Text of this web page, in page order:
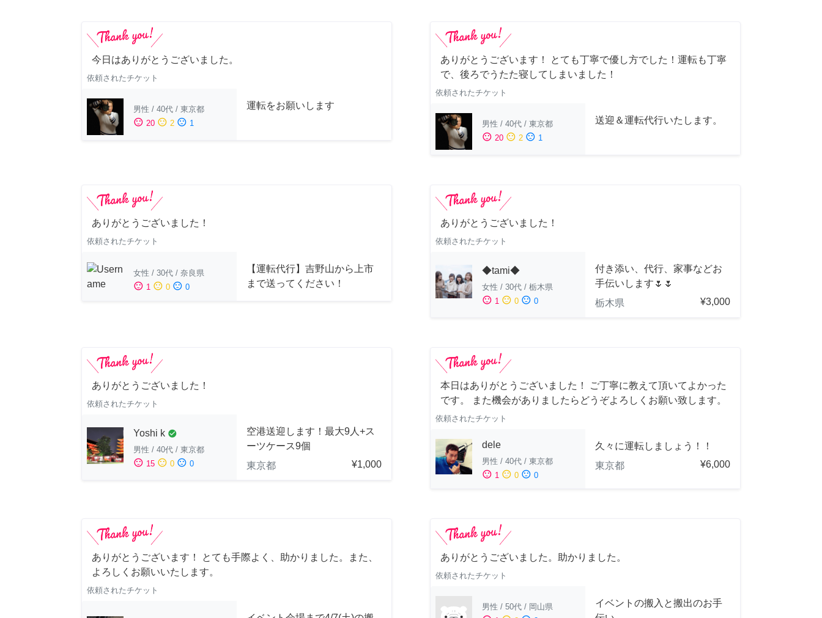
今日はありがとうございました。
依頼されたチケット
男性 / 40代 / 東京都
sentiment_satisfied 20 sentiment_neutral 2 sentiment_dissatisfied 1
運転をお願いします
ありがとうございます！ とても丁寧で優し方でした！運転も丁寧
で、後ろでうたた寝してしまいました！
依頼されたチケット
男性 / 40代 / 東京都
sentiment_satisfied 20 sentiment_neutral 2 sentiment_dissatisfied 1
送迎＆運転代行いたします。
ありがとうございました！
依頼されたチケット
女性 / 30代 / 奈良県
sentiment_satisfied 1 sentiment_neutral 0 sentiment_dissatisfied 0
【運転代行】吉野山から上市
まで送ってください！
ありがとうございました！
依頼されたチケット
◆tami◆
女性 / 30代 / 栃木県
sentiment_satisfied 1 sentiment_neutral 0 sentiment_dissatisfied 0
付き添い、代行、家事などお
手伝いします🌷🌷
栃木県
¥3,000
ありがとうございました！
依頼されたチケット
Yoshi k check_circle
男性 / 40代 / 東京都
sentiment_satisfied 15 sentiment_neutral 0 sentiment_dissatisfied 0
空港送迎します！最大9人+ス
ーツケース9個
東京都
¥1,000
本日はありがとうございました！ ご丁寧に教えて頂いてよかった
です。 また機会がありましたらどうぞよろしくお願い致します。
依頼されたチケット
dele
男性 / 40代 / 東京都
sentiment_satisfied 1 sentiment_neutral 0 sentiment_dissatisfied 0
久々に運転しましょう！！
東京都
¥6,000
ありがとうございます！ とても手際よく、助かりました。また、
よろしくお願いいたします。
依頼されたチケット
ありがとうございました。助かりました。
依頼されたチケット
男性 / 50代 / 岡山県
イベントの搬入と搬出のお手